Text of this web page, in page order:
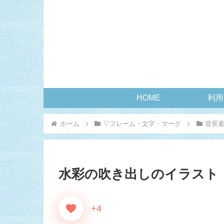
HOME 利
ホーム ▽フレーム・文字・マーク 背景
水彩の吹き出しのイラスト
+4